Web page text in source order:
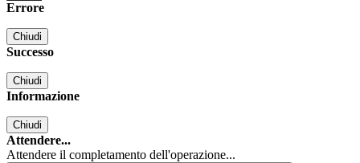
Errore
Chiudi
Successo
Chiudi
Informazione
Chiudi
Attendere...
Attendere il completamento dell'operazione...